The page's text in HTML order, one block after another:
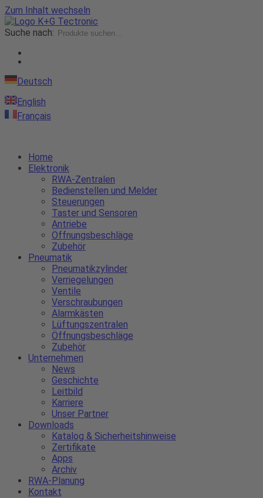
Zum Inhalt wechseln
Suche nach:
Deutsch
English
Français
Home
Elektronik
RWA-Zentralen
Bedienstellen und Melder
Steuerungen
Taster und Sensoren
Antriebe
Öffnungsbeschläge
Zubehör
Pneumatik
Pneumatikzylinder
Verriegelungen
Ventile
Verschraubungen
Alarmkästen
Lüftungszentralen
Öffnungsbeschläge
Zubehör
Unternehmen
News
Geschichte
Leitbild
Karriere
Unser Partner
Downloads
Katalog & Sicherheitshinweise
Zertifikate
Apps
Archiv
RWA-Planung
Kontakt